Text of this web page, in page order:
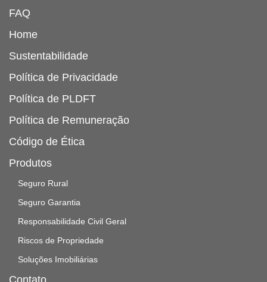
FAQ
Home
Sustentabilidade
Política de Privacidade
Política de PLDFT
Política de Remuneração
Código de Ética
Produtos
Seguro Rural
Seguro Garantia
Responsabilidade Civil Geral
Riscos de Propriedade
Soluções Imobiliárias
Contato